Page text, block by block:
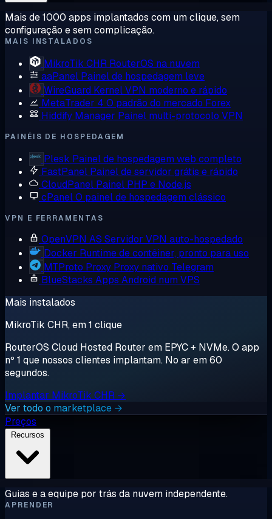
Mais de 1000 apps implantados com um clique, sem
configuração e sem complicação.
MAIS INSTALADOS
MikroTik CHR RouterOS na nuvem
aaPanel Painel de hospedagem leve
WireGuard Kernel VPN moderno e rápido
MetaTrader 4 O padrão do mercado Forex
Hiddify Manager Painel multi-protocolo VPN
PAINÉIS DE HOSPEDAGEM
Plesk Painel de hospedagem web completo
FastPanel Painel de servidor grátis e rápido
CloudPanel Painel PHP e Node.js
cPanelO painel de hospedagem clássico
VPN E FERRAMENTAS
OpenVPN AS Servidor VPN auto-hospedado
Docker Runtime de contêiner, pronto para uso
MTProto Proxy Proxy nativo Telegram
BlueStacks Apps Android num VPS
Mais instalados
MikroTik CHR, em 1 clique
RouterOS Cloud Hosted Router em EPYC + NVMe. O app
nº 1 que nossos clientes implantam. No ar em 60
segundos.
Implantar MikroTik CHR →
Ver todo o marketplace →
Preços
Guias e a equipe por trás da nuvem independente.
APRENDER